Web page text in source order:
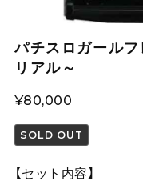
パチスロガール
リアル～
¥80,000
SOLD OUT
【セット内容】